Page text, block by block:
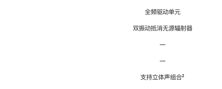
全频驱动单元
双振动抵消无源辐射器
—
—
支持立体声组合脚
²